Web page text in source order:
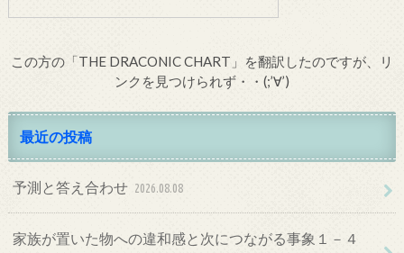
この方の「THE DRACONIC CHART」を翻訳したのですが、リ
ンクを見つけられず・・(;’∀’)
最近の投稿
予測と答え合わせ 2026.08.08
家族が置いた物への違和感と次につながる事象１－４